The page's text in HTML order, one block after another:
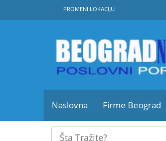
PROMENI LOKACIJU
Naslovna Firme Beograd